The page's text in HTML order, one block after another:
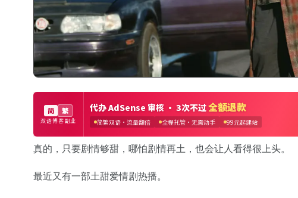
真的，只要剧情够甜，哪怕剧情再土，也会让人看得很上头。
最近又有一部土甜爱情剧热播。